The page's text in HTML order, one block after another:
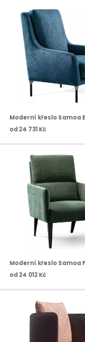
Moderní křeslo Samoa
od 24 731 Kč
Moderní křeslo Samoa
od 24 012 Kč